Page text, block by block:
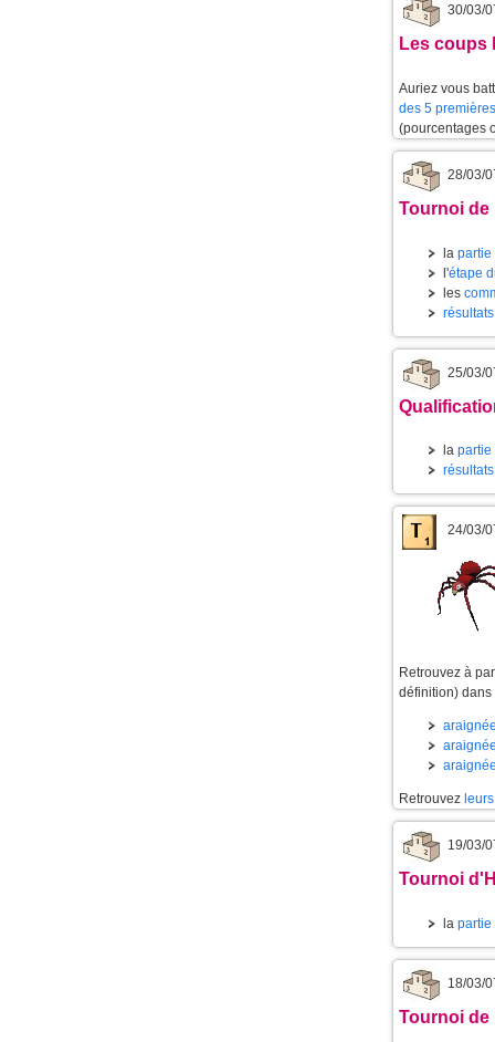
30/03/
Les coups
Auriez vous
des 5
(pourcentages
28/03/
Tournoi de
la partie
l'étape
les
25/03/
la partie
24/03/
Retrouvez à
définition) dans
Retrouvez
19/03/
Tournoi
la partie
18/03/
Tournoi de